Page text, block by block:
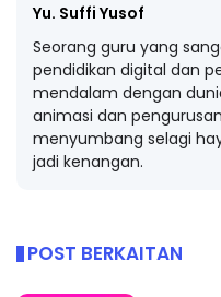
Yu. Suffi Yusof
Seorang guru yang
pendidikan digital dan
mendalam dengan
animasi dan
menyumbang selagi
jadi kenangan.
POST BERKAITAN